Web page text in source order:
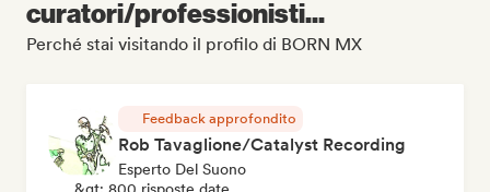
curatori/professionisti...
Perché stai visitando il profilo di BORN MX
Feedback approfondito
Rob Tavaglione/Catalyst Recording
Esperto Del Suono